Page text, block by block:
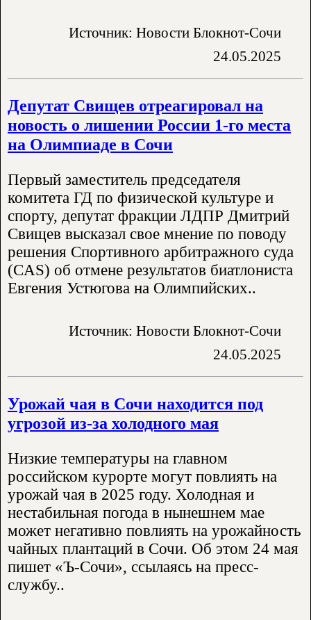
Источник: Новости Блокнот-Сочи
24.05.2025
Депутат Свищев отреагировал на
новость о лишении России 1-го места
на Олимпиаде в Сочи
Первый заместитель председателя
комитета ГД по физической культуре и
спорту, депутат фракции ЛДПР Дмитрий
Свищев высказал свое мнение по поводу
решения Спортивного арбитражного суда
(CAS) об отмене результатов биатлониста
Евгения Устюгова на Олимпийских..
Источник: Новости Блокнот-Сочи
24.05.2025
Урожай чая в Сочи находится под
угрозой из-за холодного мая
Низкие температуры на главном
российском курорте могут повлиять на
урожай чая в 2025 году. Холодная и
нестабильная погода в нынешнем мае
может негативно повлиять на урожайность
чайных плантаций в Сочи. Об этом 24 мая
пишет «Ъ-Сочи», ссылаясь на пресс-
службу..